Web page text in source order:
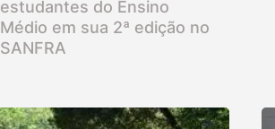
estudantes do Ensino
Médio em sua 2ª edição no
SANFRA